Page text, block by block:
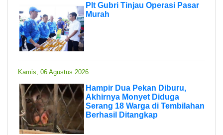
Plt Gubri Tinjau Operasi Pasar
Murah
Kamis, 06 Agustus 2026
Hampir Dua Pekan Diburu,
Akhirnya Monyet Diduga
Serang 18 Warga di Tembilahan
Berhasil Ditangkap